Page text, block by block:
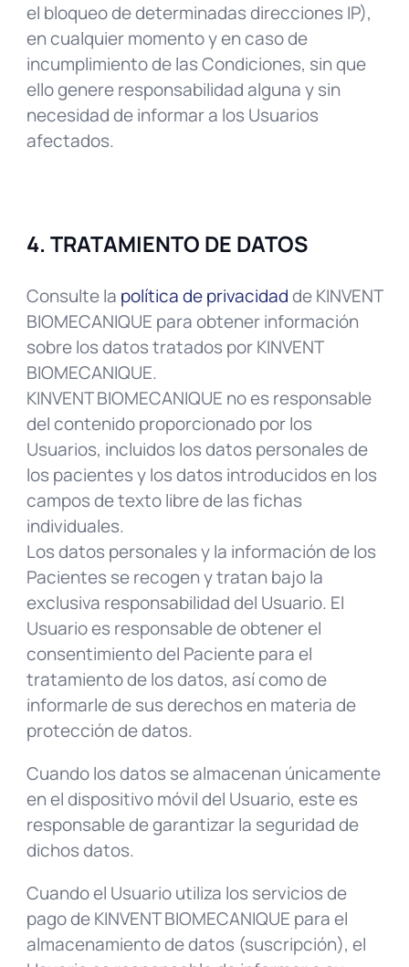
el bloqueo de determinadas direcciones IP),
en cualquier momento y en caso de
incumplimiento de las Condiciones, sin que
ello genere responsabilidad alguna y sin
necesidad de informar a los Usuarios
afectados.
4. TRATAMIENTO DE DATOS
Consulte la política de privacidadde KINVENT
BIOMECANIQUE para obtener información
sobre los datos tratados por KINVENT
BIOMECANIQUE.
KINVENT BIOMECANIQUE no es responsable
del contenido proporcionado por los
Usuarios, incluidos los datos personales de
los pacientes y los datos introducidos en los
campos de texto libre de las fichas
individuales.
Los datos personales y la información de los
Pacientes se recogen y tratan bajo la
exclusiva responsabilidad del Usuario. El
Usuario es responsable de obtener el
consentimiento del Paciente para el
tratamiento de los datos, así como de
informarle de sus derechos en materia de
protección de datos.
Cuando los datos se almacenan únicamente
en el dispositivo móvil del Usuario, este es
responsable de garantizar la seguridad de
dichos datos.
Cuando el Usuario utiliza los servicios de
pago de KINVENT BIOMECANIQUE para el
almacenamiento de datos (suscripción), el